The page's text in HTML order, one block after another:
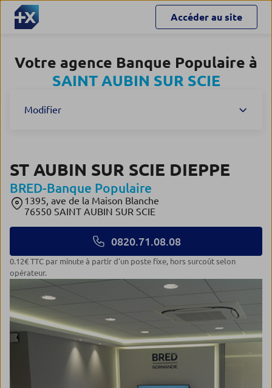
Accéder au site
Votre agence Banque Populaire à
SAINT AUBIN SUR SCIE
Modifier
ST AUBIN SUR SCIE DIEPPE
BRED-Banque Populaire
1395, ave de la Maison Blanche
76550 SAINT AUBIN SUR SCIE
0820.71.08.08
0.12€ TTC par minute à partir d'un poste fixe, hors surcoût selon
opérateur.